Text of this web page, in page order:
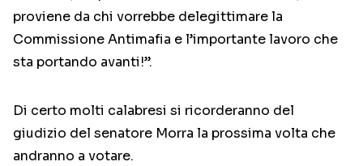
proviene da chi vorrebbe delegittimare la
Commissione Antimafia e l’importante lavoro che
sta portando avanti!”.
Di certo molti calabresi si ricorderanno del
giudizio del senatore Morra la prossima volta che
andranno a votare.